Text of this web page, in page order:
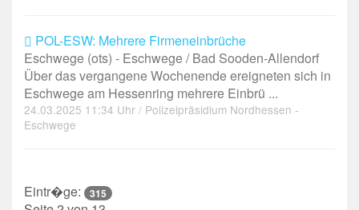
POL-ESW: Mehrere Firmeneinbrüche
Eschwege (ots) - Eschwege / Bad Sooden-Allendorf
Über das vergangene Wochenende ereigneten sich in
Eschwege am Hessenring mehrere Einbrü ...
24.03.2025 11:34 Uhr / Polizeipräsidium Nordhessen -
Eschwege
Eintr�ge: 315